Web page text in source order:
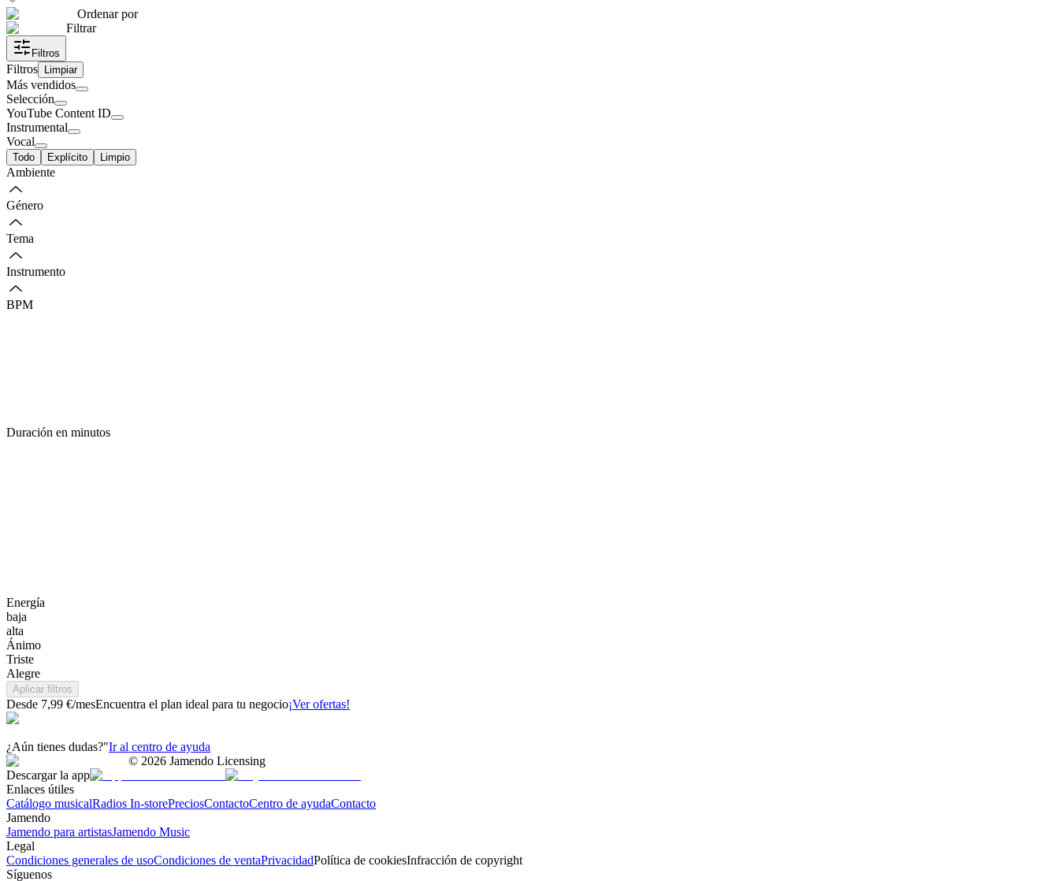
Ordenar por
Filtrar
Filtros
Filtros Limpiar
Más vendidos
Selección
YouTube Content ID
Instrumental
Vocal
Todo Explícito Limpio
Ambiente
Género
Tema
Instrumento
BPM
Duración en minutos
Energía
baja
alta
Ánimo
Triste
Alegre
Aplicar filtros
Desde 7,99 €/mesEncuentra el plan ideal para tu negocio¡Ver ofertas!
¿Aún tienes dudas?"Ir al centro de ayuda
© 2026 Jamendo Licensing
Descargar la app
Enlaces útiles
Catálogo musicalRadios In-storePreciosContactoCentro de ayudaContacto
Jamendo
Jamendo para artistasJamendo Music
Legal
Condiciones generales de usoCondiciones de ventaPrivacidadPolítica de cookiesInfracción de copyright
Síguenos